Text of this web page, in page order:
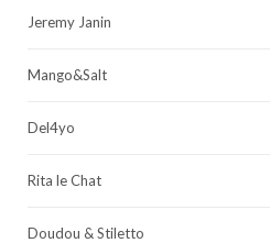
Jeremy Janin
Mango&Salt
Del4yo
Rita le Chat
Doudou & Stiletto